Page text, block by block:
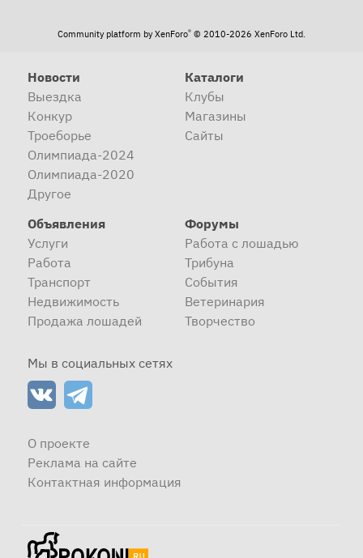
Community platform by XenForo® © 2010-2026 XenForo Ltd.
Новости
Выездка
Конкур
Троеборье
Олимпиада-2024
Олимпиада-2020
Другое
Каталоги
Клубы
Магазины
Сайты
Объявления
Услуги
Работа
Транспорт
Недвижимость
Продажа лошадей
Форумы
Работа с лошадью
Трибуна
События
Ветеринария
Творчество
Мы в социальных сетях
О проекте
Реклама на сайте
Контактная информация